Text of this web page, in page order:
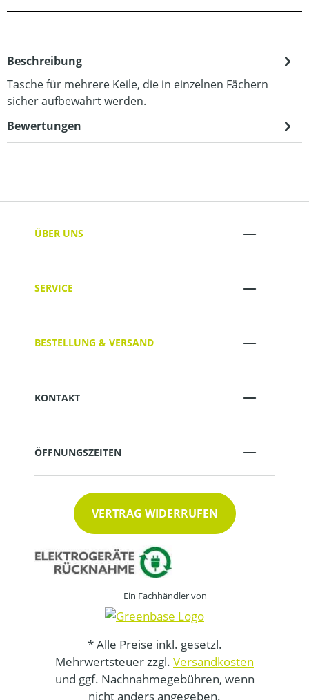
Beschreibung
Tasche für mehrere Keile, die in einzelnen Fächern
sicher aufbewahrt werden.
Bewertungen
ÜBER UNS
SERVICE
BESTELLUNG & VERSAND
KONTAKT
ÖFFNUNGSZEITEN
VERTRAG WIDERRUFEN
Ein Fachhändler von
* Alle Preise inkl. gesetzl.
Mehrwertsteuer zzgl. Versandkosten
und ggf. Nachnahmegebühren, wenn
nicht anders angegeben.